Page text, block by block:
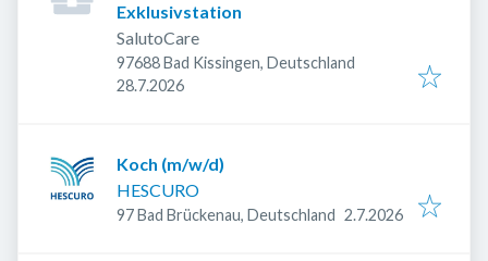
Exklusivstation
SalutoCare
97688 Bad Kissingen, Deutschland
Veröffentlicht
28.7.2026
Koch (m/w/d)
HESCURO
97 Bad Brückenau, Deutschland Veröffentlicht
2.7.2026